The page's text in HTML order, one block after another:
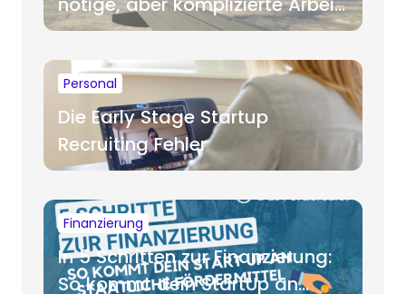
für Startups
Personal
Die Early Stage Startup
Recruiting Fehler
Finanzierung
In 5 Schritten zur Finanzierung:
So kommt dein StartUp an